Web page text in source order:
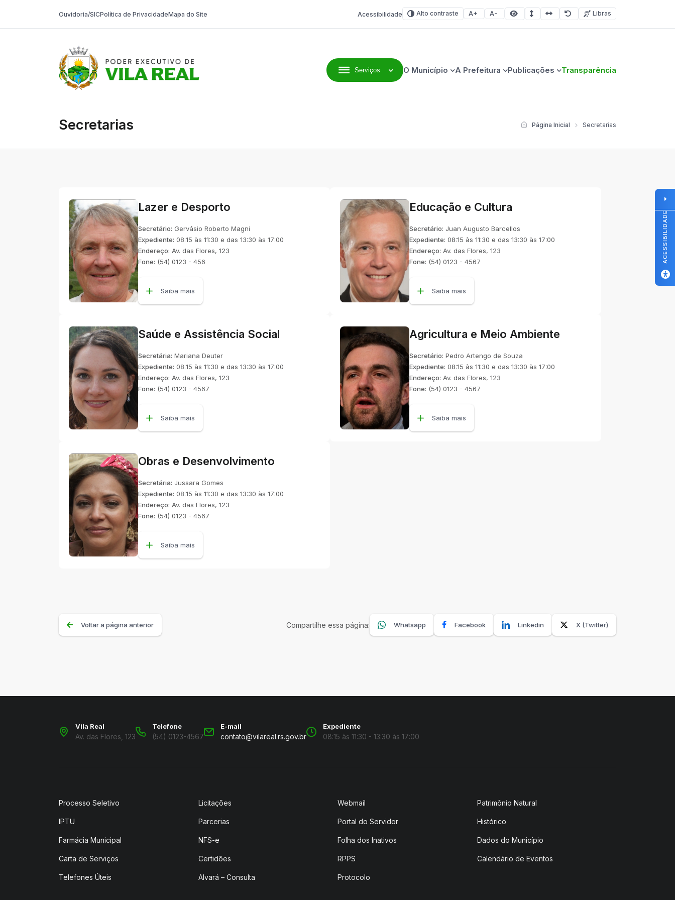
Ouvidoria/SICPolítica de PrivacidadeMapa do Site Acessibilidade Alto contraste Aumentar fonte
Diminuir fonteÁrea selecionada
Espaçamento de linha
Espaço dos caracteres
RedefinirLibras
Serviços O Município A Prefeitura Publicações Transparência
Secretarias Página Inicial Secretarias
Lazer e Desporto
Secretário: Gervásio Roberto Magni
Expediente: 08:15 às 11:30 e das 13:30 às 17:00
Endereço: Av. das Flores, 123
Fone: (54) 0123 - 456
Saiba mais
Educação e Cultura
Secretário: Juan Augusto Barcellos
Expediente: 08:15 às 11:30 e das 13:30 às 17:00
Endereço: Av. das Flores, 123
Fone: (54) 0123 - 4567
Saiba mais
Saúde e Assistência Social
Secretária: Mariana Deuter
Expediente: 08:15 às 11:30 e das 13:30 às 17:00
Endereço: Av. das Flores, 123
Fone: (54) 0123 - 4567
Saiba mais
Agricultura e Meio Ambiente
Secretário: Pedro Artengo de Souza
Expediente: 08:15 às 11:30 e das 13:30 às 17:00
Endereço: Av. das Flores, 123
Fone: (54) 0123 - 4567
Saiba mais
Obras e Desenvolvimento
Secretária: Jussara Gomes
Expediente: 08:15 às 11:30 e das 13:30 às 17:00
Endereço: Av. das Flores, 123
Fone: (54) 0123 - 4567
Saiba mais
Voltar a página anterior Compartilhe essa página: Whatsapp Facebook Linkedin X (Twitter)
Vila Real
Av. das Flores, 123
Telefone
(54) 0123-4567
E-mail
contato@vilareal.rs.gov.br
Expediente
08:15 às 11:30 - 13:30 às 17:00
Processo Seletivo
IPTU
Farmácia Municipal
Carta de Serviços
Telefones Úteis
Licitações
Parcerias
NFS-e
Certidões
Alvará – Consulta
Webmail
Portal do Servidor
Folha dos Inativos
RPPS
Protocolo
Patrimônio Natural
Histórico
Dados do Município
Calendário de Eventos
ACESSIBILIDADE